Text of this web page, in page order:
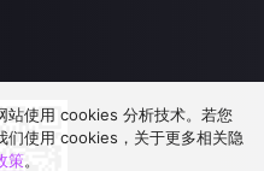
站使用 cookies 分析技术。若您
们使用 cookies，关于更多相关隐
策。